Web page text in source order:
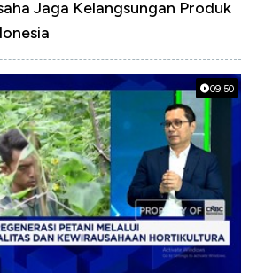
Jaga Kelangsungan Produk
09:50